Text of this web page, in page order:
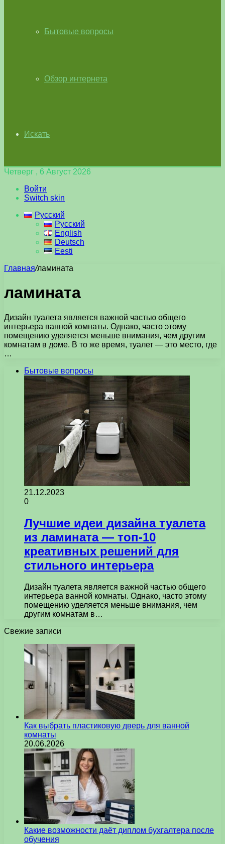
Бытовые вопросы
Обзор интернета
Искать
Четверг , 6 Август 2026
Войти
Switch skin
Русский
Русский
English
Deutsch
Eesti
Главная/ламината
ламината
Дизайн туалета является важной частью общего
интерьера ванной комнаты. Однако, часто этому
помещению уделяется меньше внимания, чем другим
комнатам в доме. В то же время, туалет — это место, где
…
Бытовые вопросы
21.12.2023
0
Лучшие идеи дизайна туалета
из ламината — топ-10
креативных решений для
стильного интерьера
Дизайн туалета является важной частью общего
интерьера ванной комнаты. Однако, часто этому
помещению уделяется меньше внимания, чем
другим комнатам в…
Свежие записи
Как выбрать пластиковую дверь для ванной
комнаты
20.06.2026
Какие возможности даёт диплом бухгалтера после
обучения